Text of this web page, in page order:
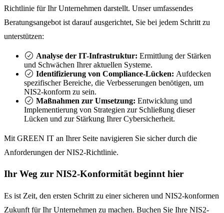
Richtlinie für Ihr Unternehmen darstellt. Unser umfassendes
Beratungsangebot ist darauf ausgerichtet, Sie bei jedem Schritt zu
unterstützen:
Analyse der IT-Infrastruktur: Ermittlung der Stärken
und Schwächen Ihrer aktuellen Systeme.
Identifizierung von Compliance-Lücken: Aufdecken
spezifischer Bereiche, die Verbesserungen benötigen, um
NIS2-konform zu sein.
Maßnahmen zur Umsetzung: Entwicklung und
Implementierung von Strategien zur Schließung dieser
Lücken und zur Stärkung Ihrer Cybersicherheit.
Mit GREEN IT an Ihrer Seite navigieren Sie sicher durch die
Anforderungen der NIS2-Richtlinie.
Ihr Weg zur NIS2-Konformität beginnt hier
Es ist Zeit, den ersten Schritt zu einer sicheren und NIS2-konformen
Zukunft für Ihr Unternehmen zu machen. Buchen Sie Ihre NIS2-